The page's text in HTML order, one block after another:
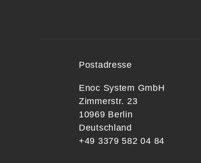
Postadresse
Enoc System GmbH
Zimmerstr. 23
10969 Berlin
Deutschland
+49 3379 582 04 84